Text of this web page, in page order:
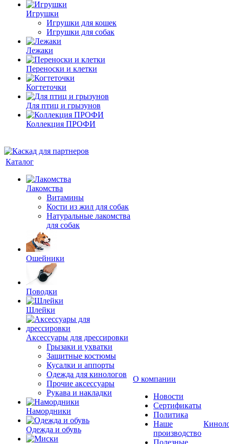
Игрушки
Игрушки для кошек
Игрушки для собак
Лежаки
Переноски и клетки
Когтеточки
Для птиц и грызунов
Коллекция ПРОФИ
Каталог
Лакомства
Витамины
Кости из жил для собак
Натуральные лакомства
для собак
Ошейники
Поводки
Шлейки
Аксессуары для дрессировки
Грызаки и ухватки
Защитные костюмы
Кусалки и аппорты
Одежда для кинологов
Прочие аксессуары
Рукава и накладки
Намордники
Одежда и обувь
О компании
Новости
Сертификаты
Политика
Наше
производство
Полезные